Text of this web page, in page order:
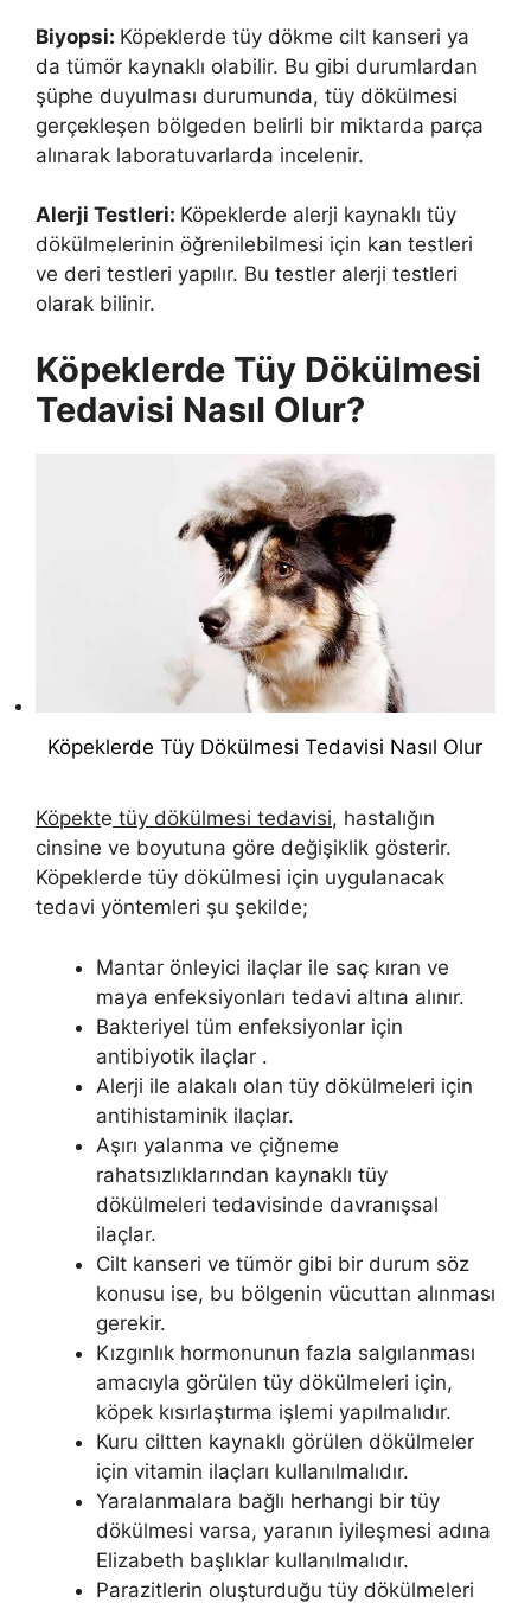
Biyopsi: Köpeklerde tüy dökme cilt kanseri ya
da tümör kaynaklı olabilir. Bu gibi durumlardan
şüphe duyulması durumunda, tüy dökülmesi
gerçekleşen bölgeden belirli bir miktarda parça
alınarak laboratuvarlarda incelenir.
Alerji Testleri: Köpeklerde alerji kaynaklı tüy
dökülmelerinin öğrenilebilmesi için kan testleri
ve deri testleri yapılır. Bu testler alerji testleri
olarak bilinir.
Köpeklerde Tüy Dökülmesi
Tedavisi Nasıl Olur?
Köpeklerde Tüy Dökülmesi Tedavisi Nasıl Olur
Köpekte tüy dökülmesi tedavisi, hastalığın
cinsine ve boyutuna göre değişiklik gösterir.
Köpeklerde tüy dökülmesi için uygulanacak
tedavi yöntemleri şu şekilde;
Mantar önleyici ilaçlar ile saç kıran ve
maya enfeksiyonları tedavi altına alınır.
Bakteriyel tüm enfeksiyonlar için
antibiyotik ilaçlar .
Alerji ile alakalı olan tüy dökülmeleri için
antihistaminik ilaçlar.
Aşırı yalanma ve çiğneme
rahatsızlıklarından kaynaklı tüy
dökülmeleri tedavisinde davranışsal
ilaçlar.
Cilt kanseri ve tümör gibi bir durum söz
konusu ise, bu bölgenin vücuttan alınması
gerekir.
Kızgınlık hormonunun fazla salgılanması
amacıyla görülen tüy dökülmeleri için,
köpek kısırlaştırma işlemi yapılmalıdır.
Kuru ciltten kaynaklı görülen dökülmeler
için vitamin ilaçları kullanılmalıdır.
Yaralanmalara bağlı herhangi bir tüy
dökülmesi varsa, yaranın iyileşmesi adına
Elizabeth başlıklar kullanılmalıdır.
Parazitlerin oluşturduğu tüy dökülmeleri